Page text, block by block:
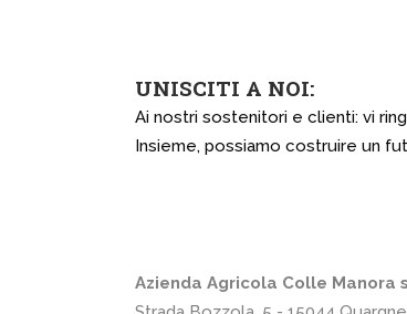
UNISCITI A NOI:
Ai nostri sostenitori e clienti: vi
Insieme, possiamo costruire un
Azienda Agricola Colle Manora